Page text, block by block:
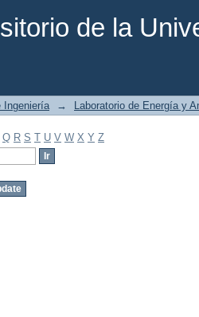
de la
Ingeniería → Laboratorio de Energía y
Q R S T U V W X Y Z